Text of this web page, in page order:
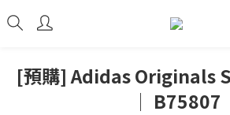
[預購] Adidas Originals
│ B75807